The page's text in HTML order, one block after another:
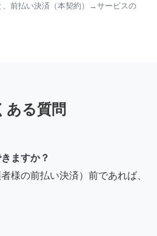
、前払い決済（本契約）→サービスの
ある質問
ますか？
様の前払い決済）前であれば、